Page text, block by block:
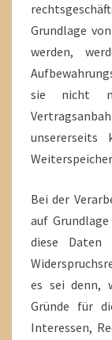
Grundlage
werden,
sie nicht
unsererseits
Bei der
auf
diese
es sei denn,
Gründe für
Interessen,